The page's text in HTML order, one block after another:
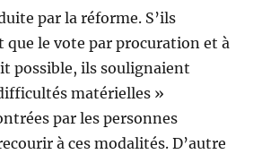
par la réforme. S’ils
que le vote par procuration et à
possible, ils soulignaient
matérielles »
par les personnes
à ces modalités. D’autre